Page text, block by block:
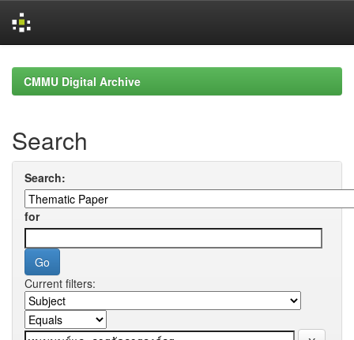
navigationCMMU Digital Archive
Search
Search:
for
Current filters: